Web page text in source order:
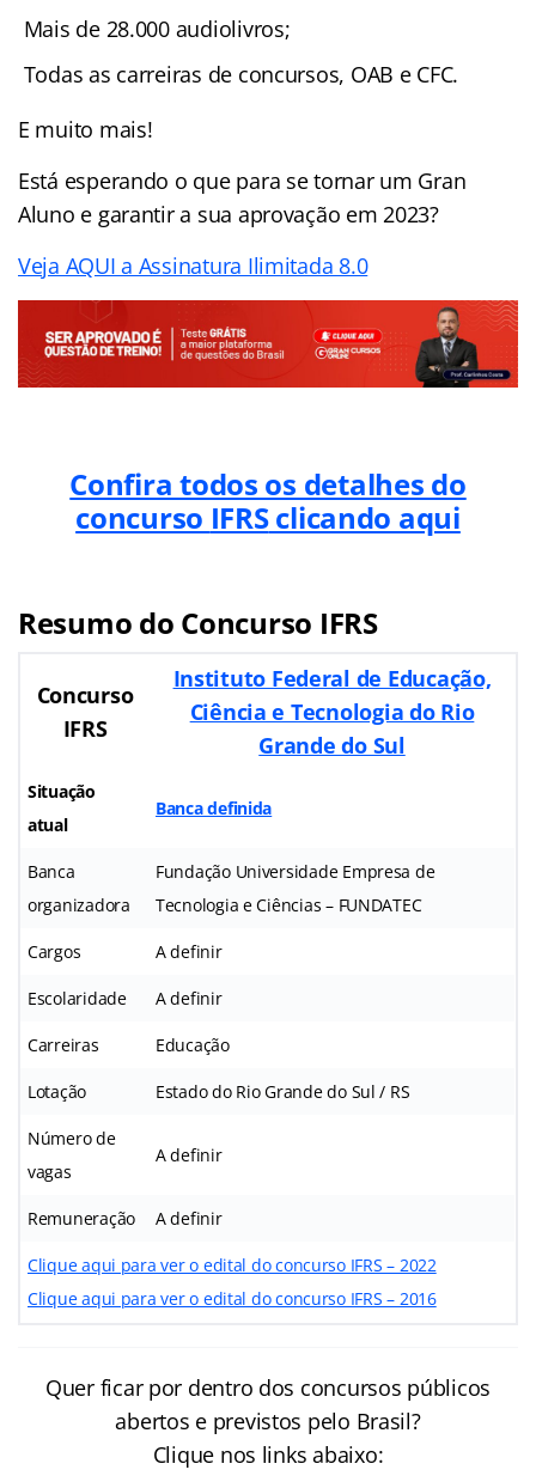
Mais de 28.000 audiolivros;
Todas as carreiras de concursos, OAB e CFC.
E muito mais!
Está esperando o que para se tornar um Gran
Aluno e garantir a sua aprovação em 2023?
Veja AQUI a Assinatura Ilimitada 8.0
Confira todos os detalhes do
concurso IFRSclicando aqui
Resumo do Concurso IFRS
Concurso
IFRS
Instituto Federal de Educação,
Ciência e Tecnologia do Rio
Grande do Sul
Situação
atual
Banca definida
Banca
organizadora
Fundação Universidade Empresa de
Tecnologia e Ciências – FUNDATEC
Cargos A definir
Escolaridade A definir
Carreiras Educação
Lotação Estado do Rio Grande do Sul / RS
Número de
vagas
A definir
Remuneração A definir
Clique aqui para ver o edital do concurso IFRS – 2022
Clique aqui para ver o edital do concurso IFRS – 2016
Quer ficar por dentro dos concursos públicos
abertos e previstos pelo Brasil?
Clique nos links abaixo: